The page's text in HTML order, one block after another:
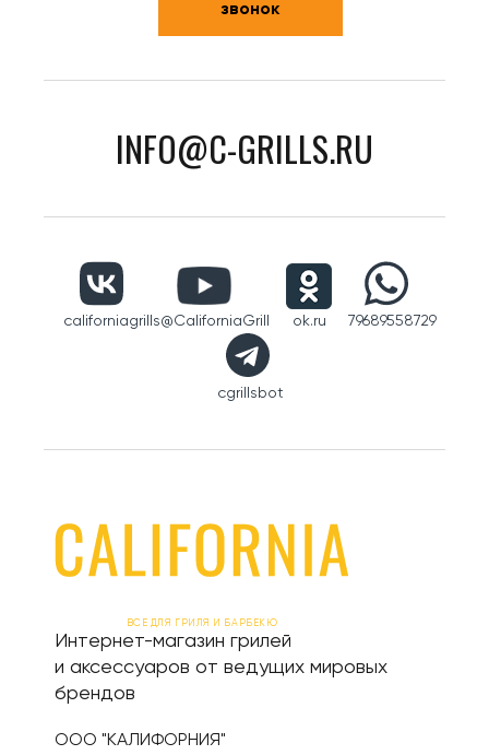
звонок
INFO@C-GRILLS.RU
californiagrills@CaliforniaGrill ok.ru 79689558729
cgrillsbot
ВСЕ ДЛЯ ГРИЛЯ И БАРБЕКЮ
Интернет-магазин грилей
и аксессуаров от ведущих мировых
брендов
ООО "КАЛИФОРНИЯ"